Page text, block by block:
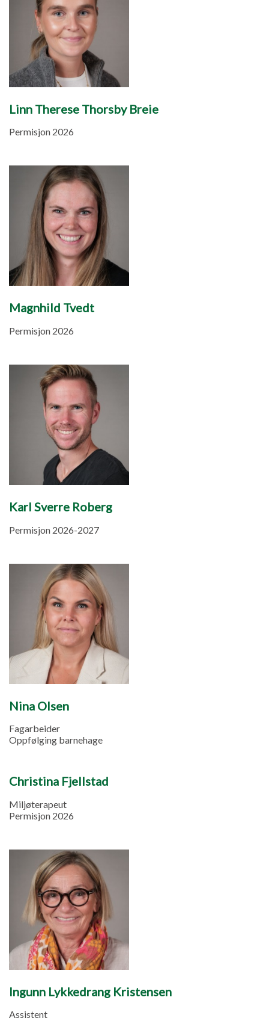
Linn Therese Thorsby Breie
Permisjon 2026
Magnhild Tvedt
Permisjon 2026
Karl Sverre Roberg
Permisjon 2026-2027
Nina Olsen
Fagarbeider
Oppfølging barnehage
Christina Fjellstad
Miljøterapeut
Permisjon 2026
Ingunn Lykkedrang Kristensen
Assistent